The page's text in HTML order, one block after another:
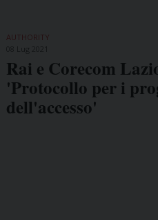
AUTHORITY
Rai e Corecom
'Protocollo per i
dell'accesso'